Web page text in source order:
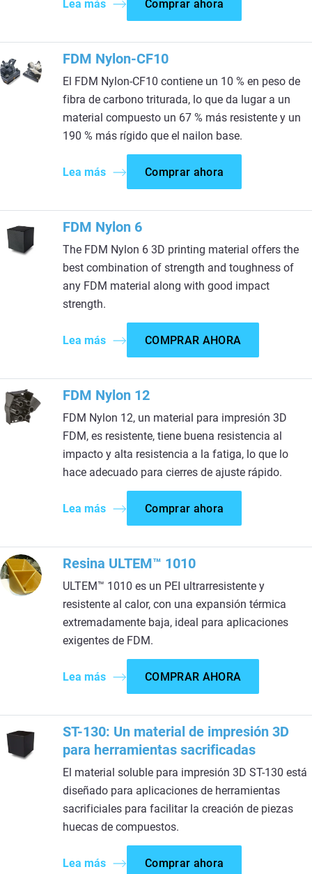
Lea más Comprar ahora
FDM Nylon-CF10
El FDM Nylon-CF10 contiene un 10 % en peso de
fibra de carbono triturada, lo que da lugar a un
material compuesto un 67 % más resistente y un
190 % más rígido que el nailon base.
Lea más Comprar ahora
FDM Nylon 6
The FDM Nylon 6 3D printing material offers the
best combination of strength and toughness of
any FDM material along with good impact
strength.
Lea más COMPRAR AHORA
FDM Nylon 12
FDM Nylon 12, un material para impresión 3D
FDM, es resistente, tiene buena resistencia al
impacto y alta resistencia a la fatiga, lo que lo
hace adecuado para cierres de ajuste rápido.
Lea más Comprar ahora
Resina ULTEM™ 1010
ULTEM™ 1010 es un PEI ultrarresistente y
resistente al calor, con una expansión térmica
extremadamente baja, ideal para aplicaciones
exigentes de FDM.
Lea más COMPRAR AHORA
ST-130: Un material de impresión 3D
para herramientas sacrificadas
El material soluble para impresión 3D ST-130 está
diseñado para aplicaciones de herramientas
sacrificiales para facilitar la creación de piezas
huecas de compuestos.
Lea más Comprar ahora